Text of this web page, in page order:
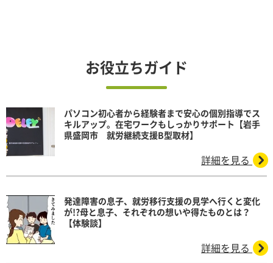
お役立ちガイド
パソコン初心者から経験者まで安心の個別指導でス
キルアップ。在宅ワークもしっかりサポート【岩手
県盛岡市 就労継続支援B型取材】
詳細を見る
発達障害の息子、就労移行支援の見学へ行くと変化
が!?母と息子、それぞれの想いや得たものとは？
【体験談】
詳細を見る